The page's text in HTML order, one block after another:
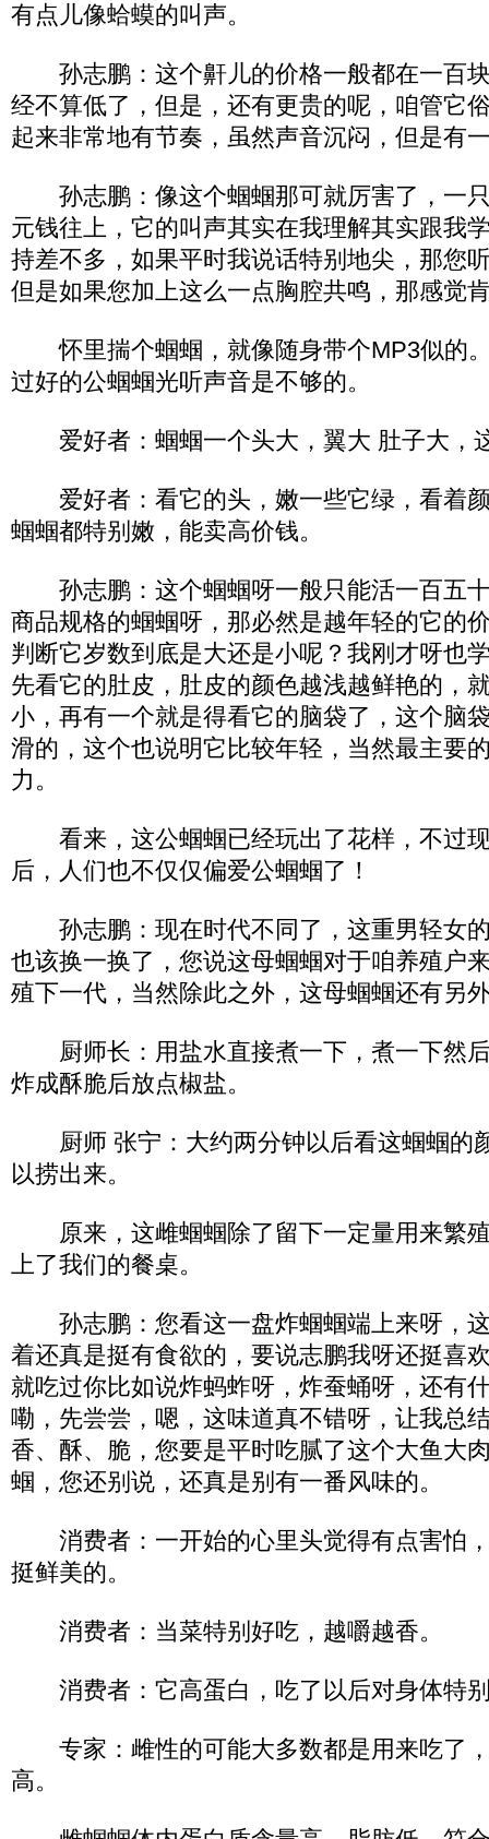
有点儿像蛤蟆的叫声。
孙志鹏：这个鼾儿的价格一般都在一百
经不算低了，但是，还有更贵的呢，咱管它
起来非常地有节奏，虽然声音沉闷，但是有
孙志鹏：像这个蝈蝈那可就厉害了，一
元钱往上，它的叫声其实在我理解其实跟我
持差不多，如果平时我说话特别地尖，那您
但是如果您加上这么一点胸腔共鸣，那感觉
怀里揣个蝈蝈，就像随身带个MP3似的
过好的公蝈蝈光听声音是不够的。
爱好者：蝈蝈一个头大，翼大 肚子大，
爱好者：看它的头，嫩一些它绿，看着
蝈蝈都特别嫩，能卖高价钱。
孙志鹏：这个蝈蝈呀一般只能活一百五
商品规格的蝈蝈呀，那必然是越年轻的它的
判断它岁数到底是大还是小呢？我刚才呀也
先看它的肚皮，肚皮的颜色越浅越鲜艳的，
小，再有一个就是得看它的脑袋了，这个脑
滑的，这个也说明它比较年轻，当然最主要
力。
看来，这公蝈蝈已经玩出了花样，不过
后，人们也不仅仅偏爱公蝈蝈了！
孙志鹏：现在时代不同了，这重男轻女
也该换一换了，您说这母蝈蝈对于咱养殖户
殖下一代，当然除此之外，这母蝈蝈还有另
厨师长：用盐水直接煮一下，煮一下然
炸成酥脆后放点椒盐。
厨师 张宁：大约两分钟以后看这蝈蝈的
以捞出来。
原来，这雌蝈蝈除了留下一定量用来繁
上了我们的餐桌。
孙志鹏：您看这一盘炸蝈蝈端上来呀，
着还真是挺有食欲的，要说志鹏我呀还挺喜
就吃过你比如说炸蚂蚱呀，炸蚕蛹呀，还有
嘞，先尝尝，嗯，这味道真不错呀，让我总
香、酥、脆，您要是平时吃腻了这个大鱼大
蝈，您还别说，还真是别有一番风味的。
消费者：一开始的心里头觉得有点害怕
挺鲜美的。
消费者：当菜特别好吃，越嚼越香。
消费者：它高蛋白，吃了以后对身体特
专家：雌性的可能大多数都是用来吃了
高。